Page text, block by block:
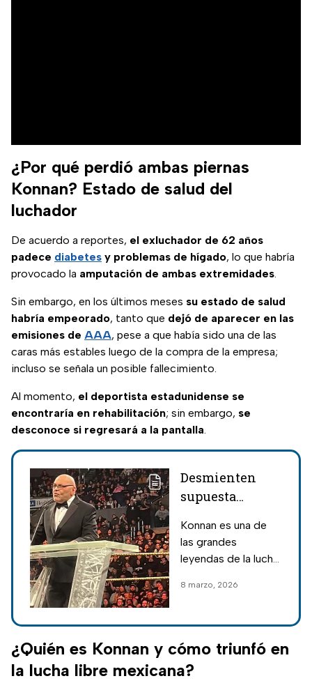
¿Por qué perdió ambas piernas
Konnan? Estado de salud del
luchador
De acuerdo a reportes, el exluchador de 62 años
padece diabetes y problemas de hígado, lo que habría
provocado la amputación de ambas extremidades.
Sin embargo, en los últimos meses su estado de salud
habría empeorado, tanto que dejó de aparecer en las
emisiones de AAA, pese a que había sido una de las
caras más estables luego de la compra de la empresa;
incluso se señala un posible fallecimiento.
Al momento, el deportista estadunidense se
encontraría en rehabilitación; sin embargo, se
desconoce si regresará a la pantalla.
Desmienten
supuesta
Konnan, pero su
estado de salud
preocupación
Konnan es una de
las grandes
leyendas de la lucha
con la AAA y
diferentes
empresas como
WCW, MLW y la
WWF, hoy conocida
8 marzo, 2026
¿Quién es Konnan y cómo triunfó en
la lucha libre mexicana?